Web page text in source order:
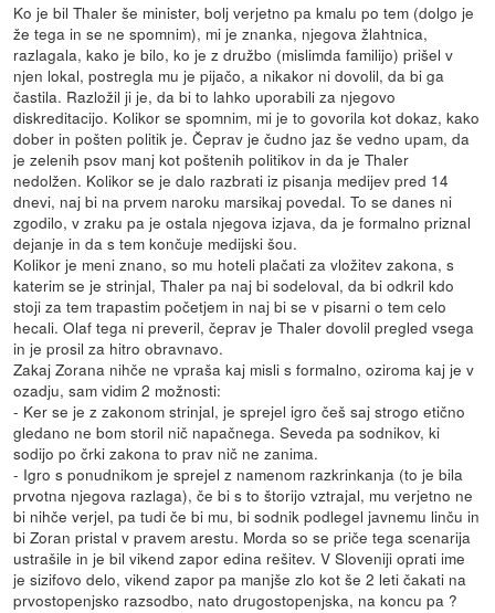
Ko je bil Thaler še minister, bolj verjetno pa kmalu po tem (dolgo je
že tega in se ne spomnim), mi je znanka, njegova žlahtnica,
razlagala, kako je bilo, ko je z družbo (mislimda familijo) prišel v
njen lokal, postregla mu je pijačo, a nikakor ni dovolil, da bi ga
častila. Razložil ji je, da bi to lahko uporabili za njegovo
diskreditacijo. Kolikor se spomnim, mi je to govorila kot dokaz, kako
dober in pošten politik je. Čeprav je čudno jaz še vedno upam, da
je zelenih psov manj kot poštenih politikov in da je Thaler
nedolžen. Kolikor se je dalo razbrati iz pisanja medijev pred 14
dnevi, naj bi na prvem naroku marsikaj povedal. To se danes ni
zgodilo, v zraku pa je ostala njegova izjava, da je formalno priznal
dejanje in da s tem končuje medijski šou.
Kolikor je meni znano, so mu hoteli plačati za vložitev zakona, s
katerim se je strinjal, Thaler pa naj bi sodeloval, da bi odkril kdo
stoji za tem trapastim početjem in naj bi se v pisarni o tem celo
hecali. Olaf tega ni preveril, čeprav je Thaler dovolil pregled vsega
in je prosil za hitro obravnavo.
Zakaj Zorana nihče ne vpraša kaj misli s formalno, oziroma kaj je v
ozadju, sam vidim 2 možnosti:
- Ker se je z zakonom strinjal, je sprejel igro češ saj strogo etično
gledano ne bom storil nič napačnega. Seveda pa sodnikov, ki
sodijo po črki zakona to prav nič ne zanima.
- Igro s ponudnikom je sprejel z namenom razkrinkanja (to je bila
prvotna njegova razlaga), če bi s to štorijo vztrajal, mu verjetno ne
bi nihče verjel, pa tudi če bi mu, bi sodnik podlegel javnemu linču in
bi Zoran pristal v pravem arestu. Morda so se priče tega scenarija
ustrašile in je bil vikend zapor edina rešitev. V Sloveniji oprati ime
je sizifovo delo, vikend zapor pa manjše zlo kot še 2 leti čakati na
prvostopenjsko razsodbo, nato drugostopenjska, na koncu pa ?